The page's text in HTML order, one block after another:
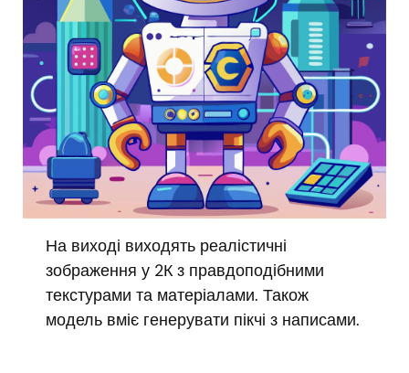
На виході виходять реалістичні
зображення у 2К з правдоподібними
текстурами та матеріалами. Також
модель вміє генерувати пікчі з написами.